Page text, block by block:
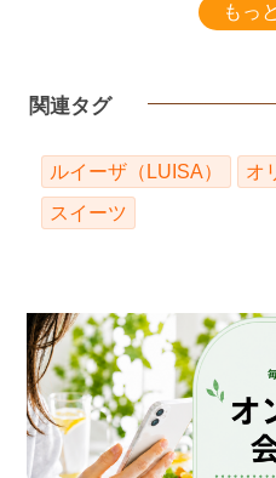
もっ
関連タグ
ルイーザ（LUISA）
オ
スイーツ